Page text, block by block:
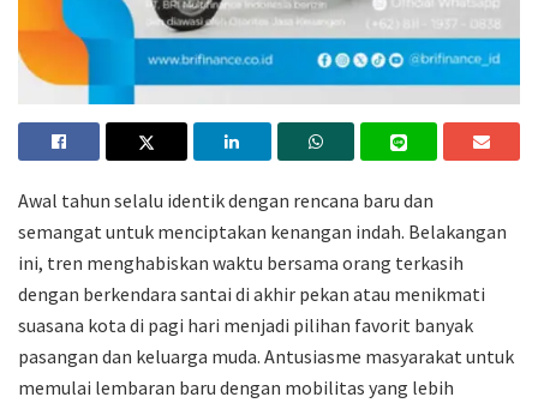
Awal tahun selalu identik dengan rencana baru dan
semangat untuk menciptakan kenangan indah. Belakangan
ini, tren menghabiskan waktu bersama orang terkasih
dengan berkendara santai di akhir pekan atau menikmati
suasana kota di pagi hari menjadi pilihan favorit banyak
pasangan dan keluarga muda. Antusiasme masyarakat untuk
memulai lembaran baru dengan mobilitas yang lebih